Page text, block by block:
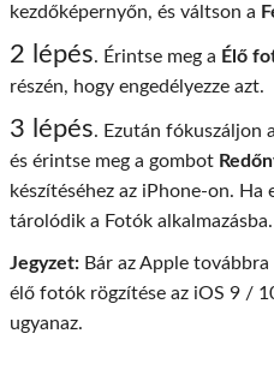
kezdőképernyőn, és váltson a
2 lépés. Érintse meg a Élő
részén, hogy engedélyezze azt.
3 lépés. Ezután fókuszáljon
és érintse meg a gombot
készítéséhez az iPhone-on.
tárolódik a Fotók alkalmazásba.
Jegyzet: Bár az Apple
élő fotók rögzítése az iOS 9 /
ugyanaz.